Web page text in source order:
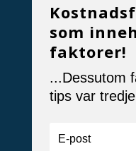
som
faktorer!
...Dessutom
tips var